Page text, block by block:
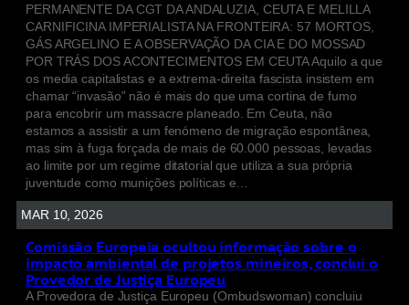
PERMANENTE DA CGT DA ANDALUZIA, CEUTA E MELILLA
CARNIFICINA IMPERIALISTA NA FRONTEIRA: 57 MORTOS,
GÁS ARGELINO E A OBSERVAÇÃO DA CIA E DO MOSSAD
POR TRÁS DOS ACONTECIMENTOS EM CEUTA Aquilo a que
os media capitalistas e a extrema-direita fascista insistem em
chamar “invasão” não é mais do que uma cortina de fumo
para encobrir um massacre planeado. Em Ceuta, não
estamos a assistir a um fenómeno de migração espontânea,
mas sim à fuga forçada de mais de 60.000 pessoas, levadas
ao limite por um regime ditatorial que utiliza a sua própria
juventude como munições políticas e…
MAR 10, 2026
Comissão Europeia ocultou informação sobre o
impacto ambiental de projetos mineiros, conclui o
Provedor de Justiça Europeu
A Provedora de Justiça Europeu (Ombudswoman) concluiu